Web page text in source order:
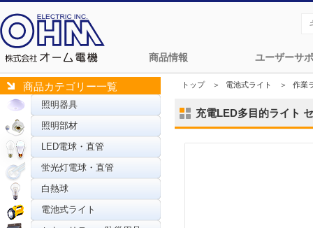
商品情報 ユーザーサ
商品カテゴリー一覧
照明器具
照明部材
LED電球・直管
蛍光灯電球・直管
白熱球
電池式ライト
トップ＞ 電池式ライト ＞ 作業
充電LED多目的ライト